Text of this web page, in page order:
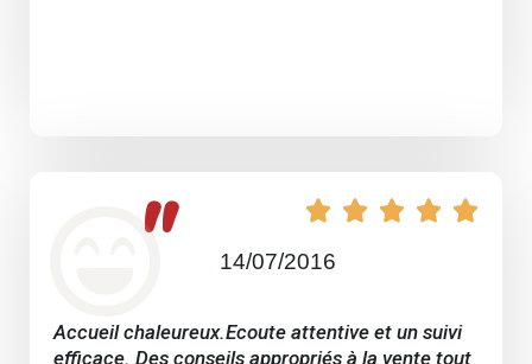
    
" 14/07/2016
Accueil chaleureux.Ecoute attentive et un suivi
efficace. Des conseils appropriés à la vente tout